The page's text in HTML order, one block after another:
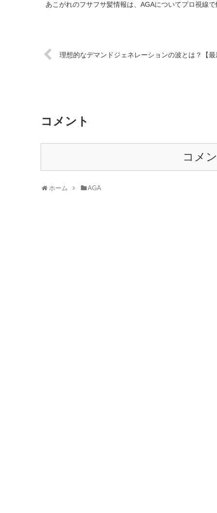
あこがれのフサフサ髪情報は、AGAについてプロ視線
理想的なデマンドジェネレーションの波とは？【最
コメント
コメ
ホーム AGA